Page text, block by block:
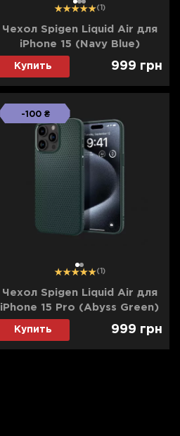
12 3 (1)
Чехол Spigen Liquid Air для
iPhone 15 (Navy Blue)
Купить 999 грн
12
-100 ₴
(1)
Чехол Spigen Liquid Air для
iPhone 15 Pro (Abyss Green)
Купить 999 грн